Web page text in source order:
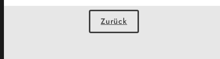
Zurück